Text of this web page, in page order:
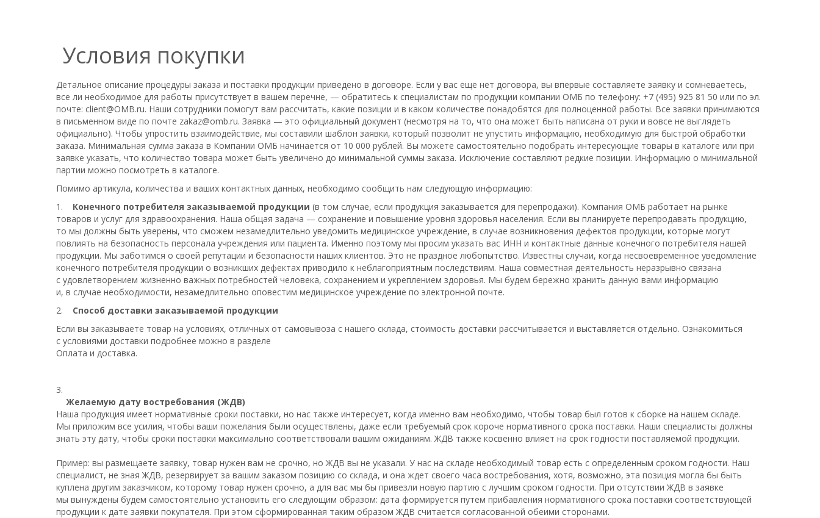
Условия покупки
Детальное описание процедуры заказа и поставки продукции приведено в договоре. Если у вас еще нет договора, вы впервые составляете заявку и сомневаетесь,
все ли необходимое для работы присутствует в вашем перечне, — обратитесь к специалистам по продукции компании ОМБ по телефону: +7 (495) 925 81 50 или по эл.
почте: client@OMB.ru. Наши сотрудники помогут вам рассчитать, какие позиции и в каком количестве понадобятся для полноценной работы. Все заявки принимаются
в письменном виде по почте zakaz@omb.ru. Заявка — это официальный документ (несмотря на то, что она может быть написана от руки и вовсе не выглядеть
официально). Чтобы упростить взаимодействие, мы составили шаблон заявки, который позволит не упустить информацию, необходимую для быстрой обработки
заказа. Минимальная сумма заказа в Компании ОМБ начинается от 10 000 рублей. Вы можете самостоятельно подобрать интересующие товары в каталоге или при
заявке указать, что количество товара может быть увеличено до минимальной суммы заказа. Исключение составляют редкие позиции. Информацию о минимальной
партии можно посмотреть в каталоге.
Помимо артикула, количества и ваших контактных данных, необходимо сообщить нам следующую информацию:
1. Конечного потребителя заказываемой продукции (в том случае, если продукция заказывается для перепродажи). Компания ОМБ работает на рынке
товаров и услуг для здравоохранения. Наша общая задача — сохранение и повышение уровня здоровья населения. Если вы планируете перепродавать продукцию,
то мы должны быть уверены, что сможем незамедлительно уведомить медицинское учреждение, в случае возникновения дефектов продукции, которые могут
повлиять на безопасность персонала учреждения или пациента. Именно поэтому мы просим указать вас ИНН и контактные данные конечного потребителя нашей
продукции. Мы заботимся о своей репутации и безопасности наших клиентов. Это не праздное любопытство. Известны случаи, когда несвоевременное уведомление
конечного потребителя продукции о возникших дефектах приводило к неблагоприятным последствиям. Наша совместная деятельность неразрывно связана
с удовлетворением жизненно важных потребностей человека, сохранением и укреплением здоровья. Мы будем бережно хранить данную вами информацию
и, в случае необходимости, незамедлительно оповестим медицинское учреждение по электронной почте.
2. Способ доставки заказываемой продукции
Если вы заказываете товар на условиях, отличных от самовывоза с нашего склада, стоимость доставки рассчитывается и выставляется отдельно. Ознакомиться
с условиями доставки подробнее можно в разделе
Оплата и доставка.
3.
Желаемую дату востребования (ЖДВ)
Наша продукция имеет нормативные сроки поставки, но нас также интересует, когда именно вам необходимо, чтобы товар был готов к сборке на нашем складе.
Мы приложим все усилия, чтобы ваши пожелания были осуществлены, даже если требуемый срок короче нормативного срока поставки. Наши специалисты должны
знать эту дату, чтобы сроки поставки максимально соответствовали вашим ожиданиям. ЖДВ также косвенно влияет на срок годности поставляемой продукции.
Пример: вы размещаете заявку, товар нужен вам не срочно, но ЖДВ вы не указали. У нас на складе необходимый товар есть с определенным сроком годности. Наш
специалист, не зная ЖДВ, резервирует за вашим заказом позицию со склада, и она ждет своего часа востребования, хотя, возможно, эта позиция могла бы быть
куплена другим заказчиком, которому товар нужен срочно, а для вас мы бы привезли новую партию с лучшим сроком годности. При отсутствии ЖДВ в заявке
мы вынуждены будем самостоятельно установить его следующим образом: дата формируется путем прибавления нормативного срока поставки соответствующей
продукции к дате заявки покупателя. При этом сформированная таким образом ЖДВ считается согласованной обеими сторонами.